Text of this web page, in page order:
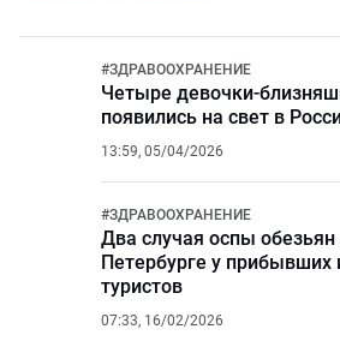
#ЗДРАВООХРАНЕНИЕ
Четыре девочки-
появились на свет в
13:59, 05/04/2026
#ЗДРАВООХРАНЕНИЕ
Два случая оспы
Петербурге у прибывших
туристов
07:33, 16/02/2026